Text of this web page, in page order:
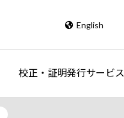
English
校正・証明発行サービス